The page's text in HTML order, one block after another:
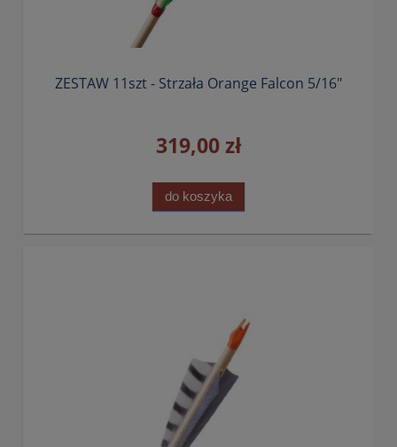
ZESTAW 11szt - Strzała Orange Falcon 5/16"
319,00 zł
do koszyka